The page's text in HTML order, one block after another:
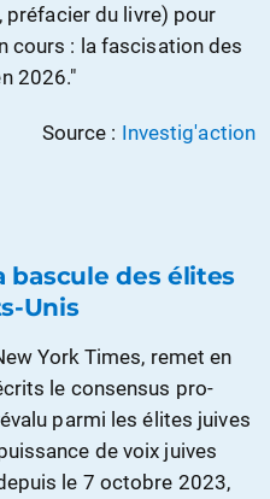
du livre) pour
cours : la fascisation des
2026."
Source : Investig'action
bascule des élites
Unis
York Times, remet en
le consensus pro-
parmi les élites juives
de voix juives
le 7 octobre 2023,